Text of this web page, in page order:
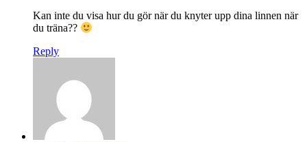
Kan inte du visa hur du gör när du knyter upp dina linnen när
du träna??
Reply